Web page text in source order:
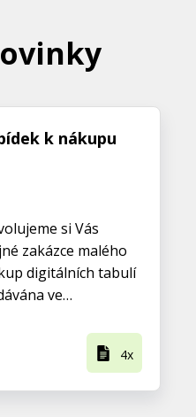
k nákupu
si Vás
zakázce malého
digitálních tabulí
ve…
4x